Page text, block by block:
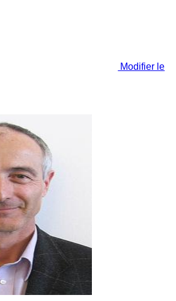
Modifier le